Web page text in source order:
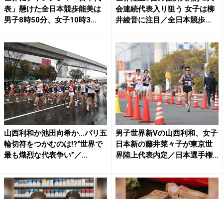
表」懸けた全日本競歩能美は
男子8時50分、女子10時3...
会連続代表入り狙う 女子は柳
井綾音に注目／全日本競歩...
山西利和か池田向希か…パリ五
輪切符をつかむのは!?“世界で
最も熾烈な代表争い”／...
男子世界新Vの山西利和、女子
日本新の藤井菜々子が東京世
界陸上代表内定／日本選手権...